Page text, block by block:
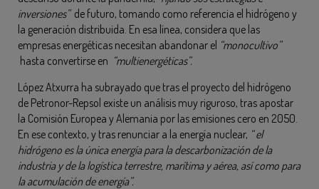
inversiones”de futuro, tomando como referencia el hidrógeno y
la generación distribuida. En esa línea, considera que las
empresas energéticas necesitan abandonar el “monocultivo”
hasta convertirse en “multienergéticas”.
López Atxurra ha subrayado que tras el proyecto del hidrógeno
de Petronor-Repsol existe un análisis muy riguroso, tras apostar
la Comisión Europea y Alemania por las emisiones cero en 2050.
En ese contexto, y tras renunciar a la energía nuclear, “ el
hidrógeno es la única energía para la descarbonización de la
industria y de la logística terrestre, marítima y aérea, así como para
la acumulación de energía”.